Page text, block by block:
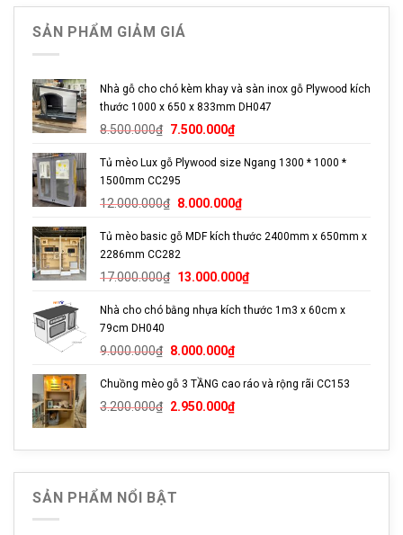
hoặc đổi mới theo yêu cầu.
Sản phẩm có dễ lắp đặt không
Nếu ở khu vực Hồ Chí Mình, sản phẩm sẽ được ship
nguyên kiện trong ngày mà không cần lắp đặt. Nếu ở khu vực
phẩm được thiết kế theo dạng module nên dễ dàng lắp đặt.
Trụ cào sau một thời gian hư hỏng phải làm sao?
Khách hàng mua sản phẩm nhà cây của Petto, chi phí
thay trụ thông thường là 10% của sản phẩm. Thông thường
thời gian thay trụ phù hợp là từ 1 đến 2 năm, tùy vào việc
mèo cào ít hay nhiều.
SẢN PHẨM GIẢM GIÁ
Nhà gỗ cho chó kèm khay và sàn inox gỗ Plywood kích
thước 1000 x 650 x 833mm DH047
8.500.000₫ Giá
là:
8.500.000₫.
7.500.000₫Giá
tại
7.500.000₫.
Tủ mèo Lux gỗ Plywood size Ngang 1300 * 1000 *
1500mm CC295
12.000.000₫ Giá
là:
12.000.000₫.
8.000.000₫Giá
tại
8.000.000₫.
Tủ mèo basic gỗ MDF kích thước 2400mm x 650mm x
2286mm CC282
17.000.000₫ Giá
là:
13.000.000₫Giá
tại
Nhà cho chó bằng nhựa kích thước 1m3 x 60cm x
79cm DH040
9.000.000₫ Giá
là:
9.000.000₫.
8.000.000₫Giá
tại
là:
Chuồng mèo gỗ 3 TẦNG cao ráo và rộng rãi CC153
3.200.000₫ Giá
2.950.000₫Giá
SẢN PHẨM NỔI BẬT